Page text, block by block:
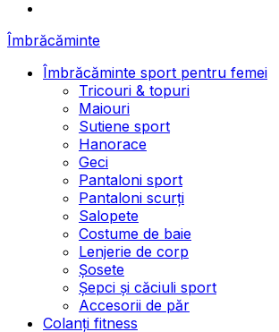
Îmbrăcăminte
Îmbrăcăminte sport pentru femei
Tricouri & topuri
Maiouri
Sutiene sport
Hanorace
Geci
Pantaloni sport
Pantaloni scurți
Salopete
Costume de baie
Lenjerie de corp
Șosete
Șepci și căciuli sport
Accesorii de păr
Colanți fitness